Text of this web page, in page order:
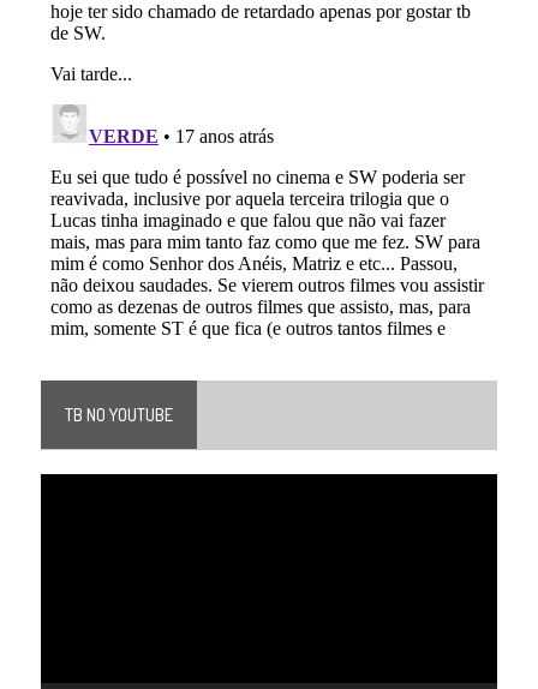
TB NO YOUTUBE